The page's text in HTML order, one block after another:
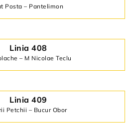
Posta – Pantelimon
Linia 408
– M Nicolae Teclu
Linia 409
Petchii – Bucur Obor